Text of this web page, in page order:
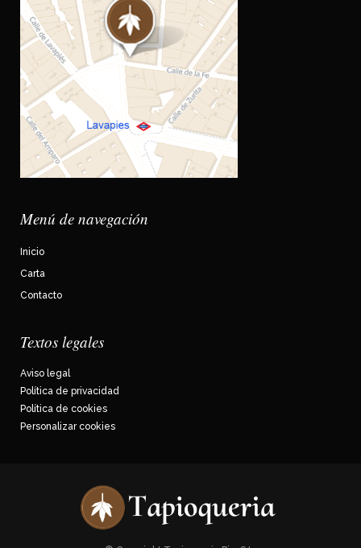
Menú de navegación
Inicio
Carta
Contacto
Textos legales
Aviso legal
Política de privacidad
Política de cookies
Personalizar cookies